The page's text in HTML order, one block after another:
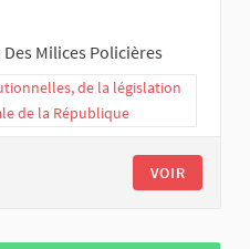
Milices Policières
de la législation
de la République
VOIR